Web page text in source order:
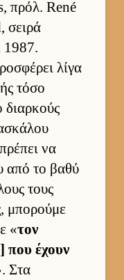
πρόλ. René
σειρά
1987.
λίγα
τόσο
διαρ­κούς
να
από το βαθύ
τους
μπορούμε
«τον
που έχουν
Στα